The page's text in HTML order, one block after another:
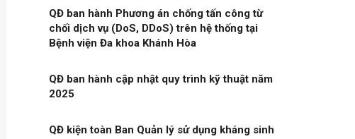
QĐ ban hành Phương án chống tấn công từ
chối dịch vụ (DoS, DDoS) trên hệ thống tại
Bệnh viện Đa khoa Khánh Hòa
QĐ ban hành cập nhật quy trình kỹ thuật năm
2025
QĐ kiện toàn Ban Quản lý sử dụng kháng sinh